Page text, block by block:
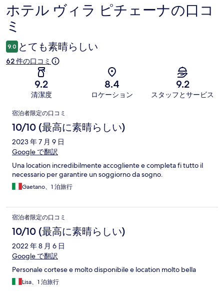
口
コ
ミ
ホテル ヴィラ ピチェーナの口コ
ミ
9.0 とても素晴らしい
62 件の口コミ
9.2
清潔度
8.4
ロケーション
9.2
スタッフとサービス
口
コ
ミ
宿泊者限定の口コミ
10/10 (最高に素晴らしい)
2023 年 7 月 9 日
Google で翻訳
Una location incredibilmente accogliente e completa fi tutto il
necessario per garantire un soggiorno da sogno.
Gaetano、1 泊旅行
宿泊者限定の口コミ
10/10 (最高に素晴らしい)
2022 年 8 月 6 日
Google で翻訳
Personale cortese e molto disponibile e location molto bella
Lisa、1 泊旅行